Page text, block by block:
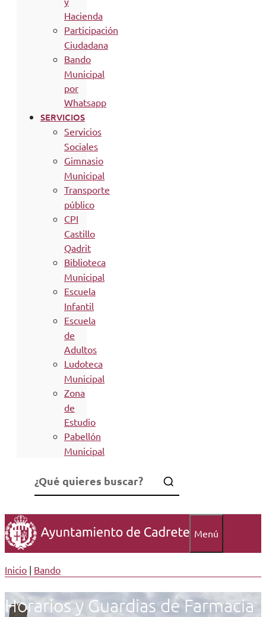
Hacienda
Participación
Ciudadana
Bando
Municipal
por
Whatsapp
SERVICIOS
Servicios
Sociales
Gimnasio
Municipal
Transporte
público
CPI
Castillo
Qadrit
Biblioteca
Municipal
Escuela
Infantil
Escuela
de
Adultos
Ludoteca
Municipal
Zona
de
Estudio
Pabellón
Municipal
Menú
Inicio | Bando
Horarios y Guardias de Farmacia